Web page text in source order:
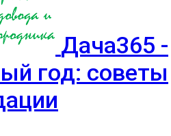
Дача365 -
год: советы